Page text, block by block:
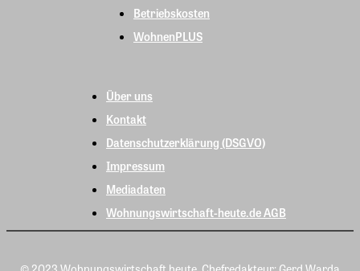
Betriebskosten
WohnenPLUS
Über uns
Kontakt
Datenschutzerklärung (DSGVO)
Impressum
Mediadaten
Wohnungswirtschaft-heute.de AGB